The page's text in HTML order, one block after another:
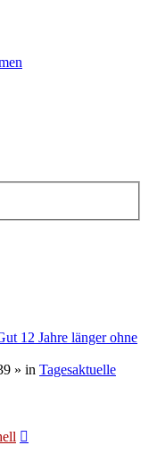
12 Jahre länger ohne
» in Tagesaktuelle